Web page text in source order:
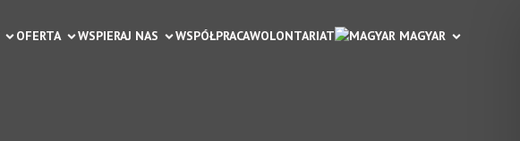
OFERTA WSPIERAJ NAS WSPÓŁPRACAWOLONTARIAT MAGYAR